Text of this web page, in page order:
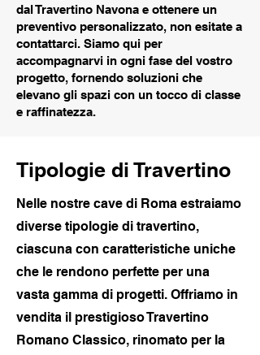
dal Travertino Navona e ottenere un
preventivo personalizzato, non esitate a
contattarci. Siamo qui per
accompagnarvi in ogni fase del vostro
progetto, fornendo soluzioni che
elevano gli spazi con un tocco di classe
e raffinatezza.
Tipologie di Travertino
Nelle nostre cave di Roma estraiamo
diverse tipologie di travertino,
ciascuna con caratteristiche uniche
che le rendono perfette per una
vasta gamma di progetti. Offriamo in
vendita il prestigioso Travertino
Romano Classico, rinomato per la